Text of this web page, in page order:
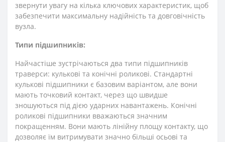
звернути увагу на кілька ключових характеристик, щоб
забезпечити максимальну надійність та довговічність
вузла.
Типи підшипників:
Найчастіше зустрічаються два типи підшипників
траверси: кулькові та конічні роликові. Стандартні
кулькові підшипники є базовим варіантом, але вони
мають точковий контакт, через що швидше
зношуються під дією ударних навантажень. Конічні
роликові підшипники вважаються значним
покращенням. Вони мають лінійну площу контакту, що
дозволяє їм витримувати значно більші осьові та